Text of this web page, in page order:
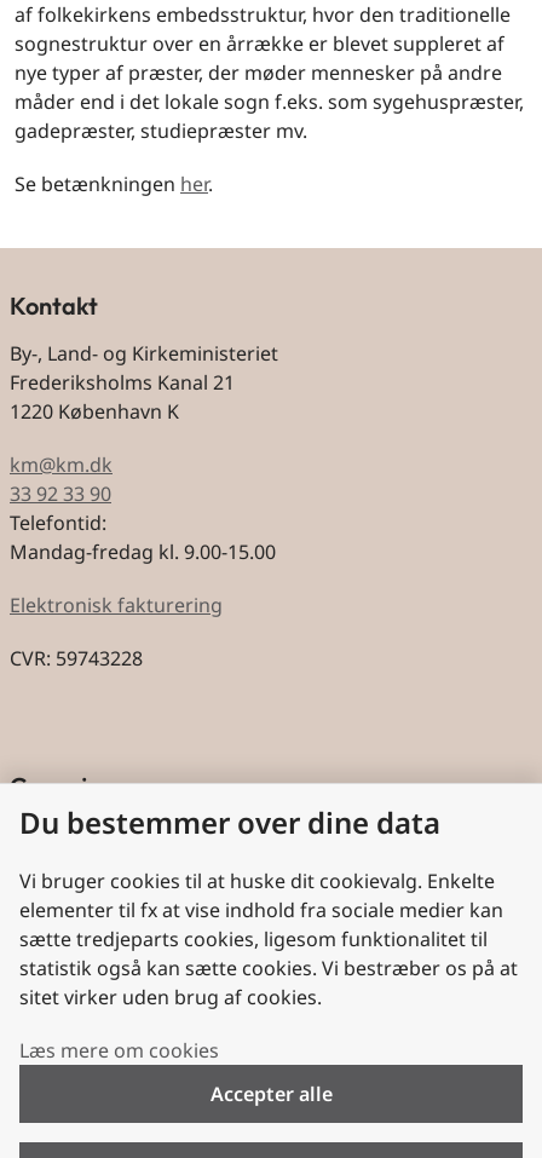
af folkekirkens embedsstruktur, hvor den traditionelle
sognestruktur over en årrække er blevet suppleret af
nye typer af præster, der møder mennesker på andre
måder end i det lokale sogn f.eks. som sygehuspræster,
gadepræster, studiepræster mv.
Se betænkningen her.
Kontakt
By-, Land- og Kirkeministeriet
Frederiksholms Kanal 21
1220 København K
km@km.dk
33 92 33 90
Telefontid:
Mandag-fredag kl. 9.00-15.00
Elektronisk fakturering
CVR: 59743228
Genveje
Cookies
Aktindsigt
Persondatabeskyttelse
Nyttige links
Plan- og Landdistriktsstyrelsen
Folkekirken.dk
Du bestemmer over dine data
Vi bruger cookies til at huske dit cookievalg. Enkelte
elementer til fx at vise indhold fra sociale medier kan
sætte tredjeparts cookies, ligesom funktionalitet til
statistik også kan sætte cookies. Vi bestræber os på at
sitet virker uden brug af cookies.
Læs mere om cookies
Accepter alle